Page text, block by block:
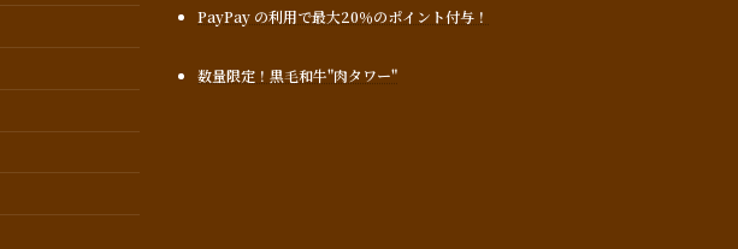
PayPay の利用で最大20％のポイント付与！
数量限定！黒毛和牛"肉タワー"